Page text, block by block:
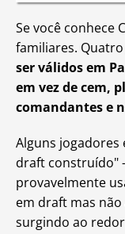
Se você conhece
familiares.
ser válidos em
em vez de cem,
comandantes e
Alguns
draft construído"
provavelmente
em draft mas
surgindo ao